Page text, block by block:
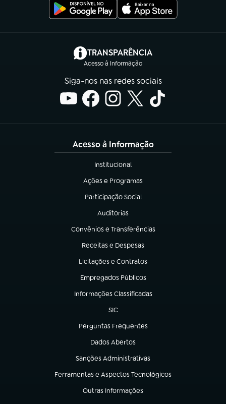
TRANSPARÊNCIA
Acesso à Informação
(abre em nova aba)
Siga-nos nas redes sociais
Acesso à Informação
Institucional
(abre em nova aba)
Ações e Programas
(abre em nova aba)
Participação Social
(abre em nova aba)
Auditorias
(abre em nova aba)
Convênios e Transferências
(abre em nova aba)
Receitas e Despesas
(abre em nova aba)
Licitações e Contratos
(abre em nova aba)
Empregados Públicos
(abre em nova aba)
Informações Classificadas
(abre em nova aba)
SIC
(abre em nova aba)
Perguntas Frequentes
(abre em nova aba)
Dados Abertos
(abre em nova aba)
Sanções Administrativas
(abre em nova aba)
Ferramentas e Aspectos Tecnológicos
(abre em nova aba)
Outras Informações
(abre em nova aba)